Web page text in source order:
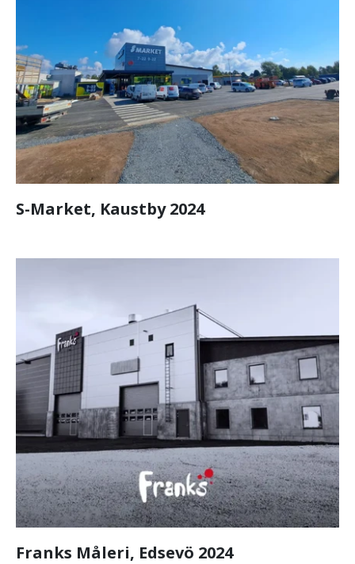
S-Market, Kaustby 2024
Franks Måleri, Edsevö 2024